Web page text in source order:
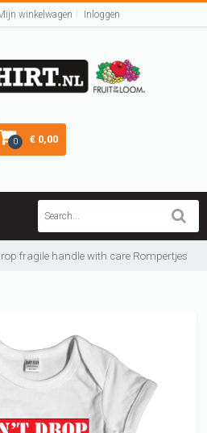
winkelwagen Inloggen
0 € 0,00
fragile handle with care Rompertjes